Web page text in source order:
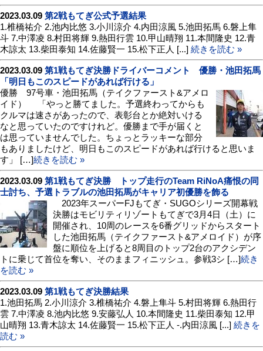
2023.03.09 第2戦もてぎ公式予選結果
1.椎橋祐介 2.池内比悠 3.小川涼介 4.内田涼風 5.池田拓馬 6.磐上隼
斗 7.中澤凌 8.村田将輝 9.熱田行雲 10.甲山晴翔 11.本間隆史 12.青
木諒太 13.柴田泰知 14.佐藤賢一 15.松下正人 [...] 続きを読む »
2023.03.09 第1戦もてぎ決勝ドライバーコメント 優勝・池田拓馬
「明日もこのスピードがあれば行ける」
優勝 97号車・池田拓馬（テイクファースト&アメロ
イド） 「やっと勝てました。予選終わってからも
クルマは速さがあったので、表彰台とか絶対いける
なと思っていたのですけれど。優勝まで手が届くと
は思っていませんでした。ちょっとラッキーな部分
もありましたけど、明日もこのスピードがあれば行けると思いま
す」 […]続きを読む »
2023.03.09 第1戦もてぎ決勝 トップ走行のTeam RiNoA痛恨の同
士討ち、予選トラブルの池田拓馬がキャリア初優勝を飾る
2023年スーパーFJもてぎ・SUGOシリーズ開幕戦
決勝はモビリティリゾートもてぎで3月4日（土）に
開催され、10周のレースを6番グリッドからスタート
した池田拓馬（テイクファースト&アメロイド）が序
盤に順位を上げると8周目のトップ2台のアクシデン
トに乗じて首位を奪い、そのままフィニッシュ。参戦3シ […]続き
を読む »
2023.03.09 第1戦もてぎ決勝結果
1.池田拓馬 2.小川涼介 3.椎橋祐介 4.磐上隼斗 5.村田将輝 6.熱田行
雲 7.中澤凌 8.池内比悠 9.安藤弘人 10.本間隆史 11.柴田泰知 12.甲
山晴翔 13.青木諒太 14.佐藤賢一 15.松下正人 -.内田涼風 [...] 続きを
読む »